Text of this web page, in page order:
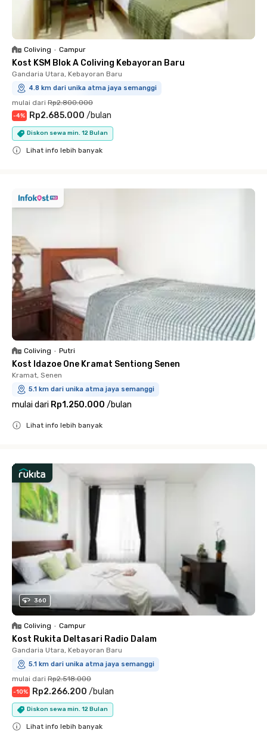
Coliving • Campur
Kost KSM Blok A Coliving Kebayoran Baru
Gandaria Utara, Kebayoran Baru
4.8 km dari unika atma jaya semanggi
mulai dari Rp2.800.000
-4% Rp2.685.000 /bulan
Diskon sewa min. 12 Bulan
Lihat info lebih banyak
Coliving • Putri
Kost Idazoe One Kramat Sentiong Senen
Kramat, Senen
5.1 km dari unika atma jaya semanggi
mulai dari Rp1.250.000 /bulan
Lihat info lebih banyak
360
Coliving • Campur
Kost Rukita Deltasari Radio Dalam
Gandaria Utara, Kebayoran Baru
5.1 km dari unika atma jaya semanggi
mulai dari Rp2.518.000
-10% Rp2.266.200 /bulan
Diskon sewa min. 12 Bulan
Lihat info lebih banyak